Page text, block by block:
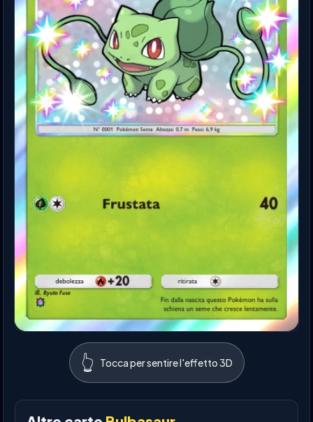
👆 Tocca per sentire l'effetto 3D